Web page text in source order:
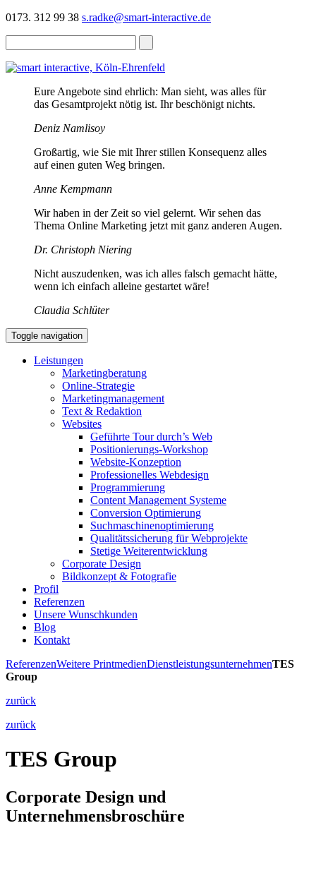
0173. 312 99 38 s.radke@smart-interactive.de
Eure Angebote sind ehrlich: Man sieht, was alles für
das Gesamtprojekt nötig ist. Ihr beschönigt nichts.
Deniz Namlisoy
Großartig, wie Sie mit Ihrer stillen Konsequenz alles
auf einen guten Weg bringen.
Anne Kempmann
Wir haben in der Zeit so viel gelernt. Wir sehen das
Thema Online Marketing jetzt mit ganz anderen Augen.
Dr. Christoph Niering
Nicht auszudenken, was ich alles falsch gemacht hätte,
wenn ich einfach alleine gestartet wäre!
Claudia Schlüter
Toggle navigation
Leistungen
Marketingberatung
Online-Strategie
Marketingmanagement
Text & Redaktion
Websites
Geführte Tour durch’s Web
Positionierungs-Workshop
Website-Konzeption
Professionelles Webdesign
Programmierung
Content Management Systeme
Conversion Optimierung
Suchmaschinenoptimierung
Qualitätssicherung für Webprojekte
Stetige Weiterentwicklung
Corporate Design
Bildkonzept & Fotografie
Profil
Referenzen
Unsere Wunschkunden
Blog
Kontakt
ReferenzenWeitere PrintmedienDienstleistungsunternehmenTES
Group
zurück
zurück
TES Group
Corporate Design und
Unternehmensbroschüre